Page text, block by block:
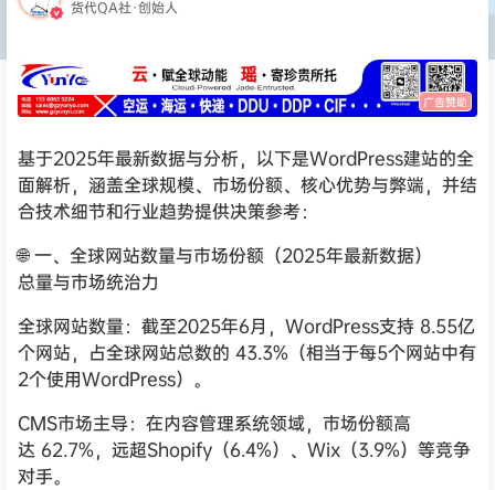
货代QA社·创始人
广告赞助
基于2025年最新数据与分析，以下是WordPress建站的全
面解析，涵盖全球规模、市场份额、核心优势与弊端，并结
合技术细节和行业趋势提供决策参考：
🌐 一、全球网站数量与市场份额（2025年最新数据）
总量与市场统治力
全球网站数量：截至2025年6月，WordPress支持 8.55亿
个网站，占全球网站总数的 43.3%（相当于每5个网站中有
2个使用WordPress）。
CMS市场主导：在内容管理系统领域，市场份额高
达 62.7%，远超Shopify（6.4%）、Wix（3.9%）等竞争
对手。